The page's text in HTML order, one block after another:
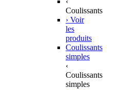
Coulissants
› Voir
les
produits
Coulissants
simples
‹
Coulissants
simples